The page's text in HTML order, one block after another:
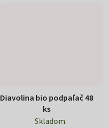
Diavolina bio podpaľač 48
ks
Skladom.